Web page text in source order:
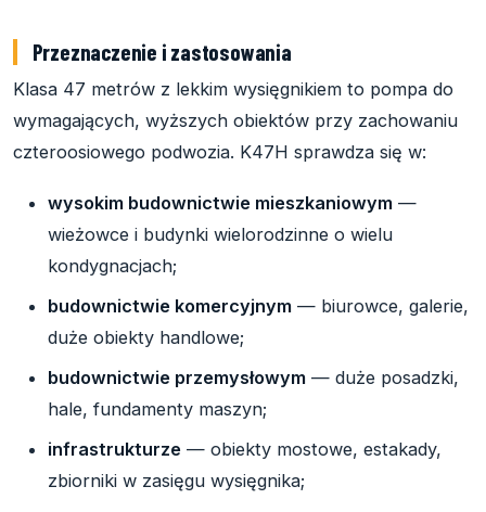
Przeznaczenie i zastosowania
Klasa 47 metrów z lekkim wysięgnikiem to pompa do
wymagających, wyższych obiektów przy zachowaniu
czteroosiowego podwozia. K47H sprawdza się w:
wysokim budownictwie mieszkaniowym —
wieżowce i budynki wielorodzinne o wielu
kondygnacjach;
budownictwie komercyjnym — biurowce, galerie,
duże obiekty handlowe;
budownictwie przemysłowym — duże posadzki,
hale, fundamenty maszyn;
infrastrukturze — obiekty mostowe, estakady,
zbiorniki w zasięgu wysięgnika;